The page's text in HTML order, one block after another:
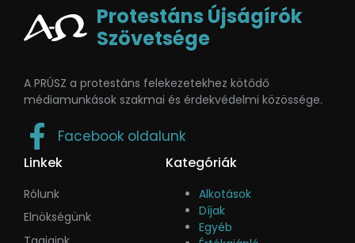
Protestáns Újságírók
Szövetsége
A PRÚSZ a protestáns felekezetekhez kötődő
médiamunkások szakmai és érdekvédelmi közössége.
Facebook oldalunk
Linkek
Rólunk
Elnökségünk
Kategóriák
Alkotások
Díjak
Egyéb